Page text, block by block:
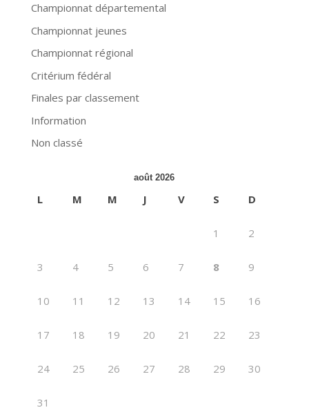
Championnat départemental
Championnat jeunes
Championnat régional
Critérium fédéral
Finales par classement
Information
Non classé
août 2026
L M M J V S D
1 2
3 4 5 6 7 8 9
10 11 12 13 14 15 16
17 18 19 20 21 22 23
24 25 26 27 28 29 30
31